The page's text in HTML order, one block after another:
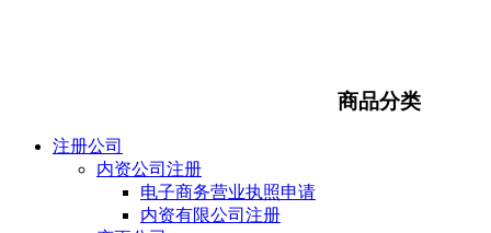
商品分类
注册公司
内资公司注册
电子商务营业执照申请
内资有限公司注册